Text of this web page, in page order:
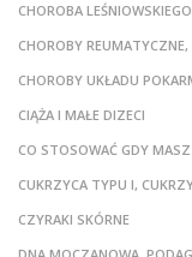
CHOROBA
CHOROBY
CHOROBY UKŁADU
CIĄŻA I MAŁE DIZECI
CO STOSOWAĆ GDY MASZ
CUKRZYCA TYPU I,
CZYRAKI SKÓRNE